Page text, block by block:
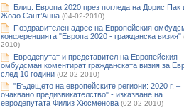
Блиц: Европа 2020 през погледа на Дорис Пак
Жоао Сант’Анна (04-02-2010)
Поздравителен адрес на Европейския
конференцията "Европа 2020 - гражданска визия"
2010)
Евродепутат и представител на Европейския
омбудсман коментират гражданската визия за
след 10 години (02-02-2010)
"Бъдещето на европейските региони: 2020 г. –
очаквано предизвикателство" - изказване на
евродепутата Филиз Хюсменова (02-02-2010)